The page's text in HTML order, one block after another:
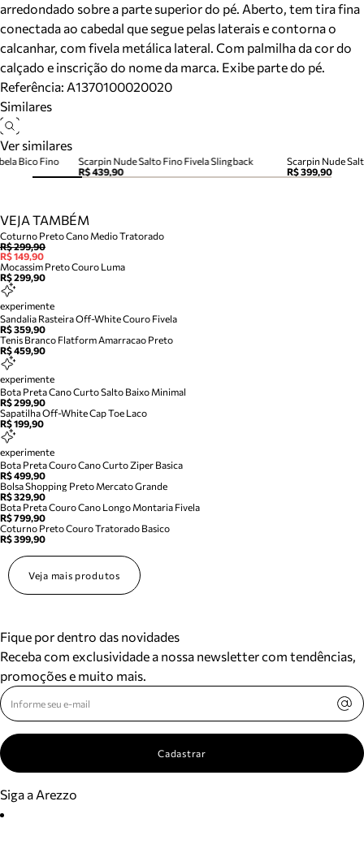
arredondado sobre a parte superior do pé. Aberto, tem tira fina
conectada ao cabedal que segue pelas laterais e contorna o
calcanhar, com fivela metálica lateral. Com palmilha da cor do
calçado e inscrição do nome da marca. Exibe parte do pé.
Referência: A1370100020020
Similares
Ver similares
Scarpin Nude Salto Fino Fivela Slingback
R$ 439,90
Scarpin Nude
R$ 399,90
Bico Fino
VEJA TAMBÉM
Coturno Preto Cano Medio Tratorado
R$ 299,90
R$ 149,90
Mocassim Preto Couro Luma
R$ 299,90
experimente
Sandalia Rasteira Off-White Couro Fivela
R$ 359,90
Tenis Branco Flatform Amarracao Preto
R$ 459,90
experimente
Bota Preta Cano Curto Salto Baixo Minimal
R$ 299,90
Sapatilha Off-White Cap Toe Laco
R$ 199,90
experimente
Bota Preta Couro Cano Curto Ziper Basica
R$ 499,90
Bolsa Shopping Preto Mercato Grande
R$ 329,90
Bota Preta Couro Cano Longo Montaria Fivela
R$ 799,90
Coturno Preto Couro Tratorado Basico
R$ 399,90
Veja mais produtos
Fique por dentro das novidades
Receba com exclusividade a nossa newsletter com tendências,
promoções e muito mais.
Cadastrar
Siga a Arezzo